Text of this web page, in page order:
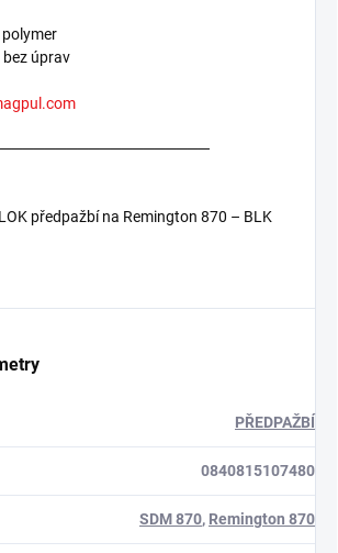
polymer
bez úprav
předpažbí na Remington 870 – BLK
PŘEDPAŽBÍ
0840815107480
SDM 870, Remington 870